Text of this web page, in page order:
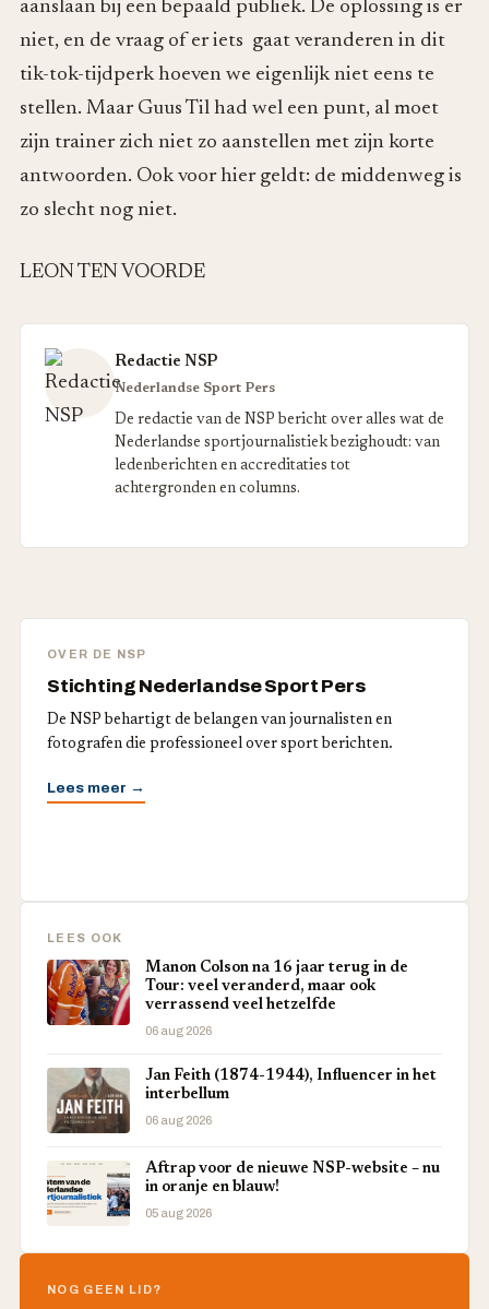
aanslaan bij een bepaald publiek. De oplossing is er
niet, en de vraag of er iets gaat veranderen in dit
tik-tok-tijdperk hoeven we eigenlijk niet eens te
stellen. Maar Guus Til had wel een punt, al moet
zijn trainer zich niet zo aanstellen met zijn korte
antwoorden. Ook voor hier geldt: de middenweg is
zo slecht nog niet.
LEON TEN VOORDE
Redactie NSP
Nederlandse Sport Pers
De redactie van de NSP bericht over alles wat de
Nederlandse sportjournalistiek bezighoudt: van
ledenberichten en accreditaties tot
achtergronden en columns.
OVER DE NSP
Stichting Nederlandse Sport Pers
De NSP behartigt de belangen van journalisten en
fotografen die professioneel over sport berichten.
Lees meer →
LEES OOK
Manon Colson na 16 jaar terug in de
Tour: veel veranderd, maar ook
verrassend veel hetzelfde
06 aug 2026
Jan Feith (1874-1944), Influencer in het
interbellum
06 aug 2026
Aftrap voor de nieuwe NSP-website – nu
in oranje en blauw!
05 aug 2026
NOG GEEN LID?